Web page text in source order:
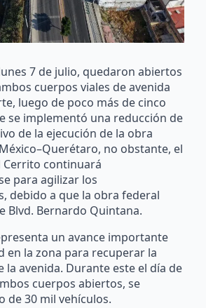
7 de julio, quedaron abiertos
cuerpos viales de avenida
luego de poco más de cinco
se implementó una reducción de
de la ejecución de la obra
no obstante, el
Cerrito continuará
para agilizar los
debido a que la obra federal
Blvd. Bernardo Quintana.
un avance importante
en la zona para recuperar la
la avenida. Durante este el día de
cuerpos abiertos, se
de 30 mil vehículos.